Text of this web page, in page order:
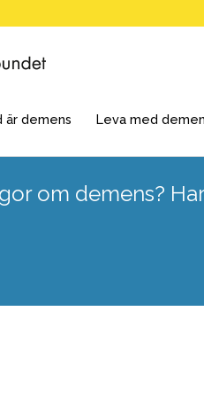
är demens Leva med
om demens?